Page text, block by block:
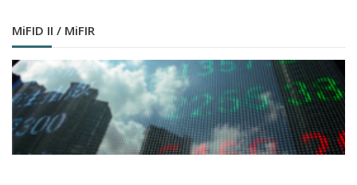
MiFID II / MiFIR